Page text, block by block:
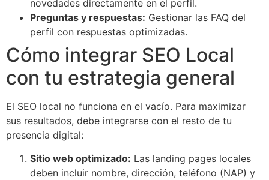
novedades directamente en el perfil.
Preguntas y respuestas: Gestionar las FAQ del
perfil con respuestas optimizadas.
Cómo integrar SEO Local
con tu estrategia general
El SEO local no funciona en el vacío. Para maximizar
sus resultados, debe integrarse con el resto de tu
presencia digital:
Sitio web optimizado: Las landing pages locales
deben incluir nombre, dirección, teléfono (NAP) y